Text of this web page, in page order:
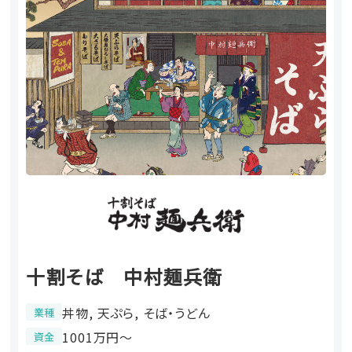
十割そば 中村麺兵衛
業種 丼物, 天ぷら, そば・うどん
資金 1001万円〜